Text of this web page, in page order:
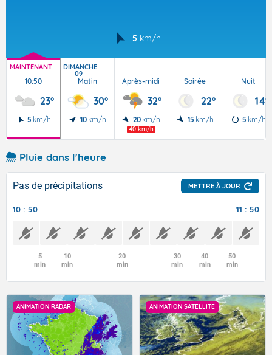
5 km/h
MAINTENANT
10:50
23°
5 km/h
DIMANCHE
09
Matin
30°
10 km/h
Après-midi
32°
20 km/h
40 km/h
Soirée
22°
15 km/h
Nuit
14°
5 km/h
Pluie dans l'heure
Pas de précipitations METTRE À JOUR
10 : 50 11 : 50
5
min
10
min
20
min
30
min
40
min
50
min
ANIMATION RADAR ANIMATION SATELLITE